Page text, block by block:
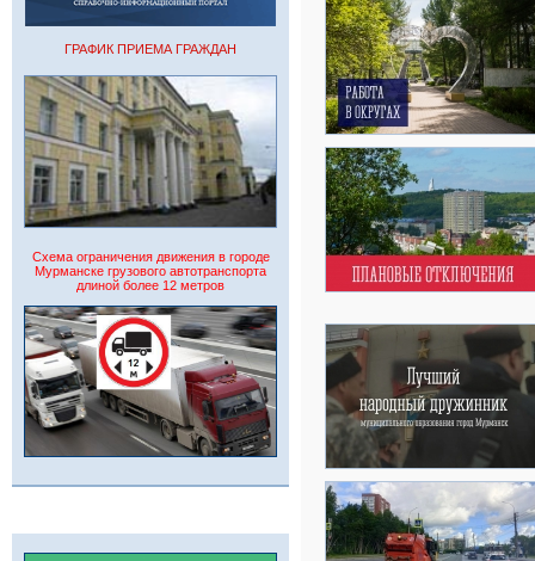
ГРАФИК ПРИЕМА ГРАЖДАН
Схема ограничения движения в городе
Мурманске грузового автотранспорта
длиной более 12 метров